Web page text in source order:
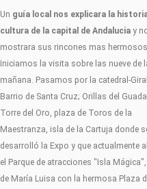
Un guía local nos explicara la
cultura de la capital de Andalucia y
mostrara sus rincones mas hermosos.
Iniciamos la visita sobre las nueve de
mañana. Pasamos por la catedral-
Barrio de Santa Cruz; Orillas del
Torre del Oro, plaza de Toros de la
Maestranza, isla de la Cartuja donde
desarrolló la Expo y que actualmente
el Parque de atracciones "Isla
de María Luisa con la hermosa Plaza